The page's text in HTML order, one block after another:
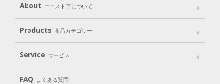
About エコストアについて
メッセージ ブランドストーリー
パッケージへのこだわり
動物実験をしない
Products 商品カテゴリー
Laundry
Cleaning Baby Kids
Service サービス
User Guide
FAQ よくある質問